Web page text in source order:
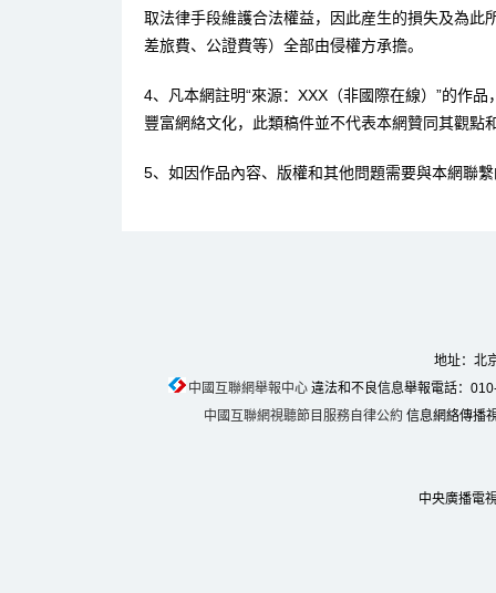
取法律手段維護合法權益，因此産生的損失及為此
差旅費、公證費等）全部由侵權方承擔。
4、凡本網註明“來源：XXX（非國際在線）”的作
豐富網絡文化，此類稿件並不代表本網贊同其觀點
5、如因作品內容、版權和其他問題需要與本網聯
地址：北
中國互聯網舉報中心違法和不良信息舉報電話：
中國互聯網視聽節目服務自律公約 信息網絡傳播
中央廣播電